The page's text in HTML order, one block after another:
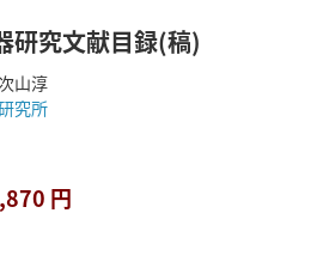
研究文献目録(稿)
山淳
究所
円